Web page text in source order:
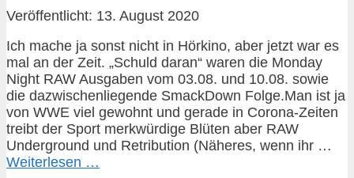
Veröffentlicht: 13. August 2020
Ich mache ja sonst nicht in Hörkino, aber jetzt war es
mal an der Zeit. „Schuld daran“ waren die Monday
Night RAW Ausgaben vom 03.08. und 10.08. sowie
die dazwischenliegende SmackDown Folge.Man ist ja
von WWE viel gewohnt und gerade in Corona-Zeiten
treibt der Sport merkwürdige Blüten aber RAW
Underground und Retribution (Näheres, wenn ihr …
Weiterlesen …